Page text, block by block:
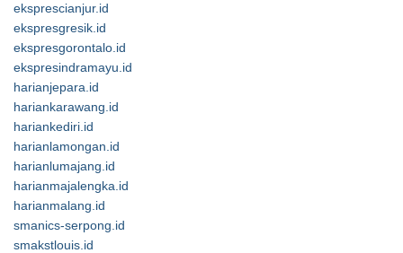
eksprescianjur.id
ekspresgresik.id
ekspresgorontalo.id
ekspresindramayu.id
harianjepara.id
hariankarawang.id
hariankediri.id
harianlamongan.id
harianlumajang.id
harianmajalengka.id
harianmalang.id
smanics-serpong.id
smakstlouis.id